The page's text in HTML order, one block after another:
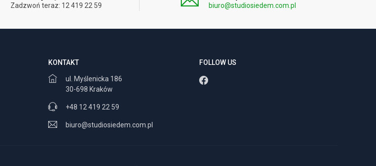
Zadzwoń teraz: 12 419 22 59 biuro@studiosiedem.com.pl
KONTAKT
ul. Myślenicka 186
30-698 Kraków
+48 12 419 22 59
biuro@studiosiedem.com.pl
FOLLOW US